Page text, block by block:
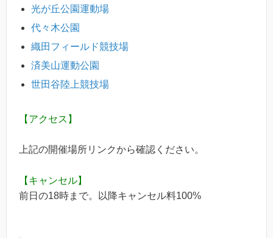
光が丘公園運動場
代々木公園
織田フィールド競技場
済美山運動公園
世田谷陸上競技場
【アクセス】
上記の開催場所リンクから確認ください。
【キャンセル】
前日の18時まで。以降キャンセル料100%